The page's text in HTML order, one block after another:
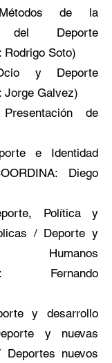
de la
del Deporte
Rodrigo Soto)
y Deporte
Jorge Galvez)
de
e Identidad
Diego
Política y
/ Deporte y
Humanos
Fernando
y desarrollo
y nuevas
Deportes nuevos